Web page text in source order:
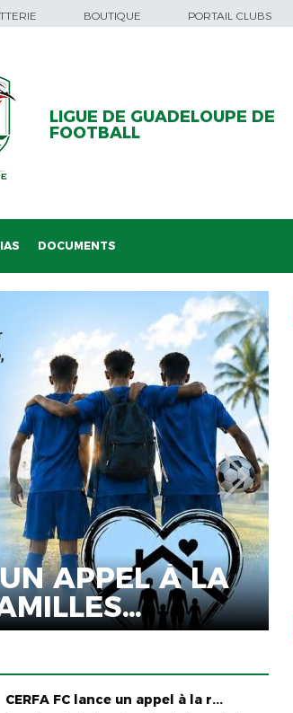
BOUTIQUE PORTAIL CLUBS
LIGUE DE GUADELOUPE DE
FOOTBALL
DOCUMENTS
APPEL À LA
CERFA FC lance un appel à la r...